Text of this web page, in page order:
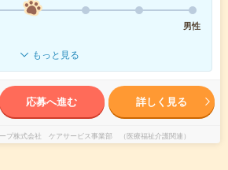
男性
もっと見る
応募へ進む 詳しく見る
プ株式会社 ケアサービス事業部 （医療福祉介護関連）